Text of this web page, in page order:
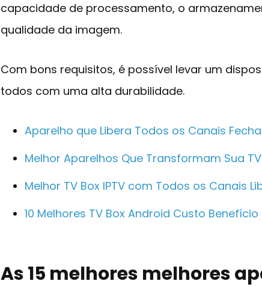
capacidade de processamento, o
qualidade da imagem.
Com bons requisitos, é possível levar um
todos com uma alta durabilidade.
Aparelho que Libera Todos os Canais
Melhor Aparelhos Que Transformam Sua
Melhor TV Box IPTV com Todos os Canais
10 Melhores TV Box Android Custo
As 15 melhores melhores